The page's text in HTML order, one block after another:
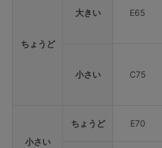
ちょうど
大きい E65
小さい C75
小さい
ちょうど E70